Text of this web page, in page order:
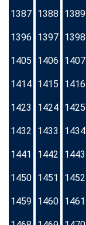
1387 1388 1389
1396 1397 1398
1405 1406 1407
1414 1415 1416
1423 1424 1425
1432 1433 1434
1441 1442 1443
1450 1451 1452
1459 1460 1461